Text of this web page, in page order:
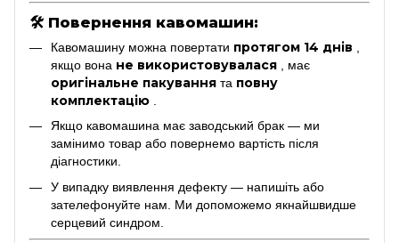
🛠 Повернення кавомашин:
Кавомашину можна повертати протягом 14 днів
якщо вона не використовувалася , має
оригінальне пакування та повну
комплектацію
Якщо кавомашина має заводський брак — ми
замінимо товар або повернемо вартість після
діагностики.
У випадку виявлення дефекту — напишіть або
зателефонуйте нам. Ми допоможемо якнайшвидше
серцевий синдром.